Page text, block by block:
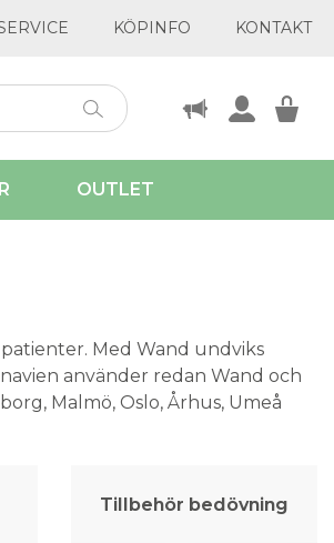
KÖPINFO KONTAKT
OUTLET
Med Wand undviks
använder redan Wand och
Malmö, Oslo, Århus, Umeå
Tillbehör bedövning